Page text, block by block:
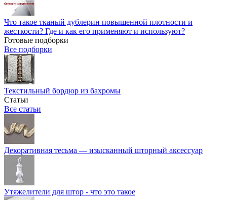
Что такое тканый дублерин повышенной плотности и
жесткости? Где и как его применяют и используют?
Готовые подборки
Все подборки
Текстильный бордюр из бахромы
Статьи
Все статьи
Декоративная тесьма — изысканный шторный аксессуар
Утяжелители для штор - что это такое